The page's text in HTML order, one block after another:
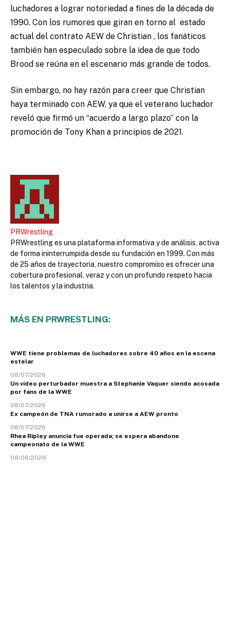
luchadores a lograr notoriedad a fines de la década de
1990. Con los rumores que giran en torno al estado
actual del contrato AEW de Christian , los fanáticos
también han especulado sobre la idea de que todo
Brood se reúna en el escenario más grande de todos.
Sin embargo, no hay razón para creer que Christian
haya terminado con AEW, ya que el veterano luchador
reveló que firmó un “acuerdo a largo plazo” con la
promoción de Tony Khan a principios de 2021.
PRWrestling
PRWrestling es una plataforma informativa y de análisis, activa
de forma ininterrumpida desde su fundación en 1999. Con más
de 25 años de trayectoria, nuestro compromiso es ofrecer una
cobertura profesional, veraz y con un profundo respeto hacia
los talentos y la industria.
MÁS EN PRWRESTLING:
WWE tiene problemas de luchadores sobre 40 años en la escena
estelar
08/07/2026
Un vídeo perturbador muestra a Stephanie Vaquer siendo acosada
por fans de la WWE
08/07/2026
Ex campeón de TNA rumorado a unirse a AEW pronto
08/07/2026
Rhea Ripley anuncia fue operada; se espera abandone
campeonato de la WWE
08/06/2026